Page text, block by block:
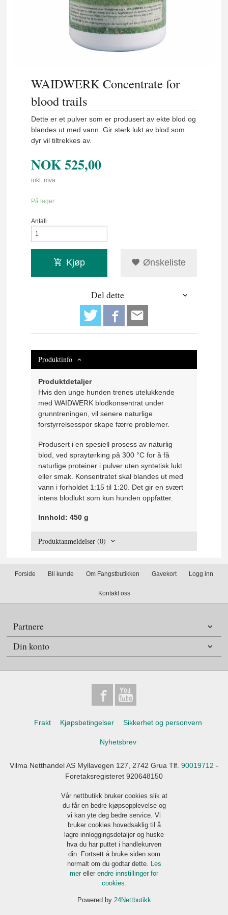
WAIDWERK Concentrate for
blood trails
Dette er et pulver som er produsert av ekte blod og
blandes ut med vann. Gir sterk lukt av blod som
dyr vil tiltrekkes av.
NOK525,00
inkl. mva.
På lager
Antall
Kjøp Ønskeliste
Del dette
Produktinfo
Produktdetaljer
Hvis den unge hunden trenes utelukkende
med WAIDWERK blodkonsentrat under
grunntreningen, vil senere naturlige
forstyrrelsesspor skape færre problemer.
Produsert i en spesiell prosess av naturlig
blod, ved spraytørking på 300 °C for å få
naturlige proteiner i pulver uten syntetisk lukt
eller smak. Konsentratet skal blandes ut med
vann i forholdet 1:15 til 1:20. Det gir en svært
intens blodlukt som kun hunden oppfatter.
Innhold: 450 g
Produktanmeldelser (0)
Forside Bli kunde Om Fangstbutikken Gavekort Logg inn
Kontakt oss
Partnere
Din konto
Frakt Kjøpsbetingelser Sikkerhet og personvern
Nyhetsbrev
Vilma Netthandel AS Myllavegen 127, 2742 Grua Tlf. 90019712 -
Foretaksregisteret 920648150
Vår nettbutikk bruker cookies slik at
du får en bedre kjøpsopplevelse og
vi kan yte deg bedre service. Vi
bruker cookies hovedsaklig til å
lagre innloggingsdetaljer og huske
hva du har puttet i handlekurven
din. Fortsett å bruke siden som
normalt om du godtar dette.
Les
mer eller endre innstillinger for
cookies.
Powered by 24Nettbutikk